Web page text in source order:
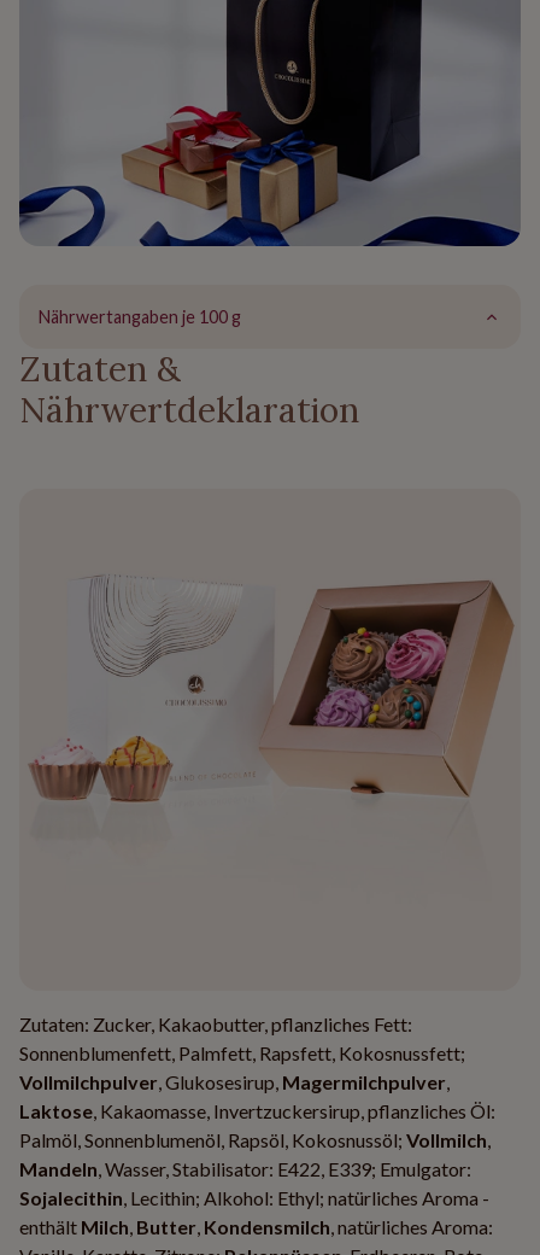
Nährwertangaben je 100 g
Zutaten &
Nährwertdeklaration
Zutaten: Zucker, Kakaobutter, pflanzliches Fett:
Sonnenblumenfett, Palmfett, Rapsfett, Kokosnussfett;
Vollmilchpulver, Glukosesirup, Magermilchpulver,
Laktose, Kakaomasse, Invertzuckersirup, pflanzliches Öl:
Palmöl, Sonnenblumenöl, Rapsöl, Kokosnussöl; Vollmilch,
Mandeln, Wasser, Stabilisator: E422, E339; Emulgator:
Sojalecithin, Lecithin; Alkohol: Ethyl; natürliches Aroma -
enthält Milch, Butter, Kondensmilch, natürliches Aroma: